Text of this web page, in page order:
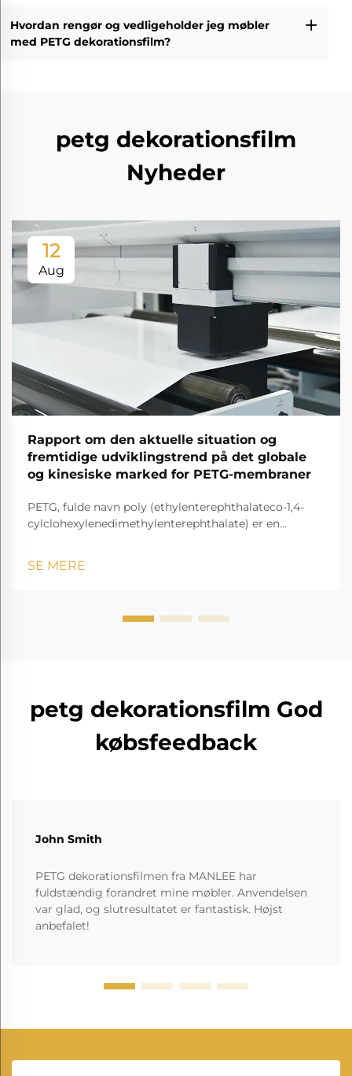
Hvordan rengør og vedligeholder jeg møbler
med PETG dekorationsfilm?
petg dekorationsfilm
Nyheder
12
Aug
Rapport om den aktuelle situation og
fremtidige udviklingstrend på det globale
og kinesiske marked for PETG-membraner
PETG, fulde navn poly (ethylenterephthalateco-1,4-
cylclohexylenedimethylenterephthalate) er en
SE MERE
petg dekorationsfilm God
købsfeedback
John Smith
PETG dekorationsfilmen fra MANLEE har
fuldstændig forandret mine møbler. Anvendelsen
var glad, og slutresultatet er fantastisk. Højst
anbefalet!